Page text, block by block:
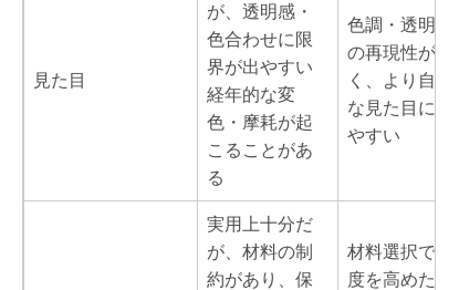
見た目
が、透明感・
色合わせに限
界が出やすい
経年的な変
色・摩耗が起
こることがあ
る
色調・透明感
の再現性が高
く、より自然
な見た目にし
やすい
実用上十分だ
が、材料の制
約があり、保
材料選択で強
度を高めた